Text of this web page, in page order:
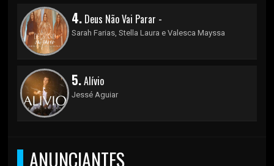
4. Deus Não Vai Parar -
Sarah Farias, Stella Laura e Valesca Mayssa
5.Alívio
Jessé Aguiar
ANUNCIANTES